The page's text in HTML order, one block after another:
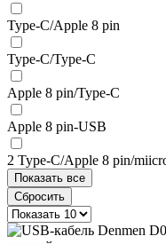
Type-C/Apple 8 pin
Type-C/Type-C
Apple 8 pin/Type-C
Apple 8 pin-USB
2 Type-C/Apple 8 pin/
Показать все
Сбросить